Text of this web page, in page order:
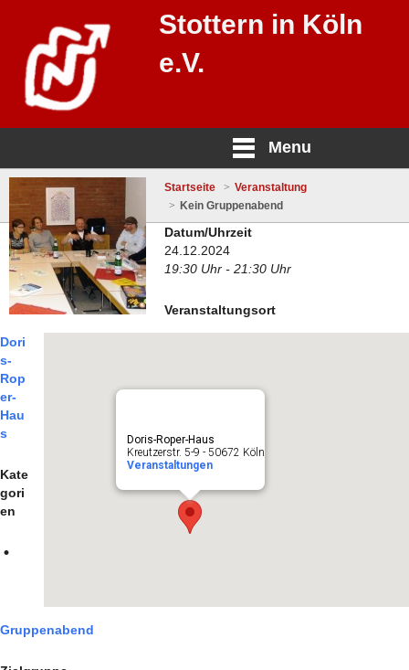
Stottern in Köln
e.V.
Menu
Startseite
Veranstaltung
Kein Gruppenabend
Doris-Roper-Haus
Kreutzerstr. 5-9 - 50672 Köln
Veranstaltungen
Datum/Uhrzeit
24.12.2024
19:30 Uhr - 21:30 Uhr
Veranstaltungsort
Dori
s-
Rop
er-
Hau
s
Kate
gori
en
Gruppenabend